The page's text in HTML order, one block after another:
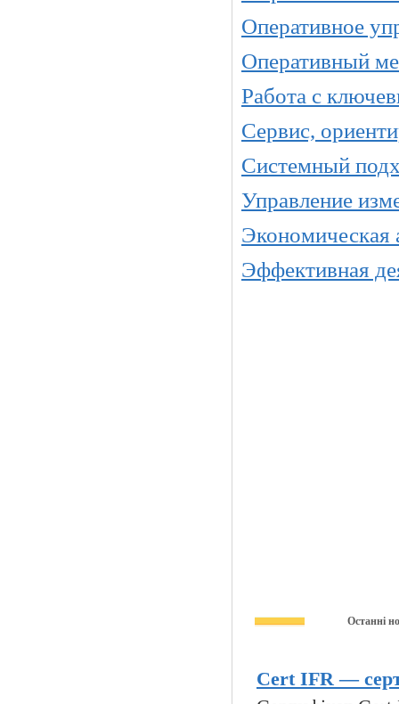
Оперативное
Оперативный
Работа с
Сервис,
Системный
Управление
Экономическая
Эффективная
Останні
Cert IFR —